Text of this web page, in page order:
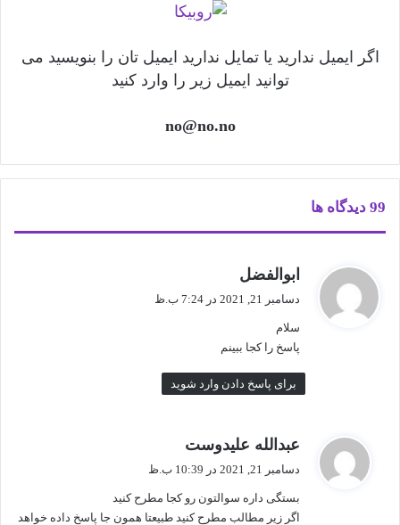
اگر ایمیل ندارید یا تمایل ندارید ایمیل تان را بنویسید می
توانید ایمیل زیر را وارد کنید
no@no.no
‫99 دیدگاه ها
ابوالفضل
دسامبر 21, 2021 در 7:24 ب.ظ
سلام
پاسخ را کجا ببینم
برای پاسخ دادن وارد شوید
عبدالله علیدوست
:
دسامبر 21, 2021 در 10:39 ب.ظ
بستگی داره سوالتون رو کجا مطرح کنید
اگر زیر مطالب مطرح کنید طبیعتا همون جا پاسخ داده خواهد